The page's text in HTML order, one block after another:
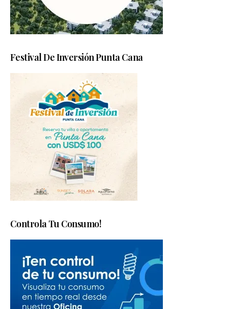
Festival De Inversión Punta Cana
Controla Tu Consumo!